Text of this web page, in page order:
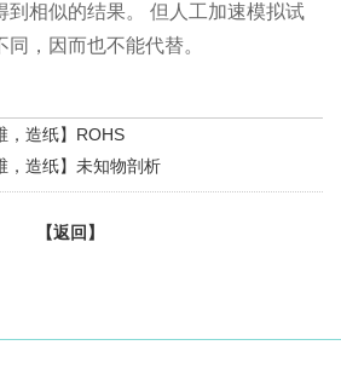
到相似的结果。 但人工加速模拟试
，因而也不能代替。
，造纸】ROHS
，造纸】未知物剖析
【返回】